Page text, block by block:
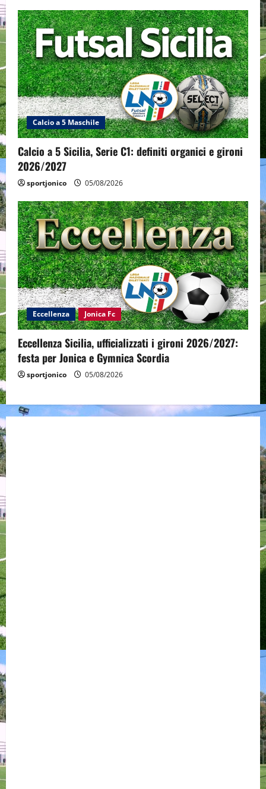
Calcio a 5 Maschile
Calcio a 5 Sicilia, Serie C1: definiti organici e gironi
2026/2027
sportjonico 05/08/2026
Eccellenza Jonica Fc
Eccellenza Sicilia, ufficializzati i gironi 2026/2027:
festa per Jonica e Gymnica Scordia
sportjonico 05/08/2026